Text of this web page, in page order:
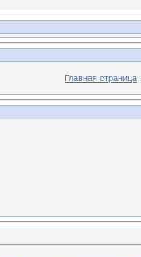
Главная страница